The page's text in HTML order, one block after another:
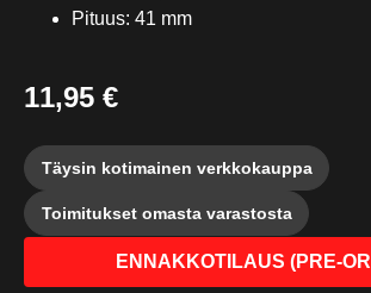
Pituus: 41 mm
11,95 €
Täysin kotimainen verkkokauppa
Toimitukset omasta varastosta
ENNAKKOTILAUS (PRE-